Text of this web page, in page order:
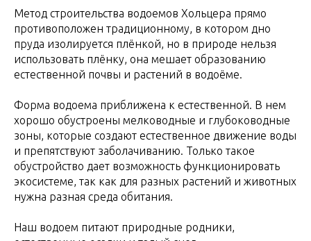
Метод строительства водоемов Хольцера прямо
противоположен традиционному, в котором дно
пруда изолируется плёнкой, но в природе нельзя
использовать плёнку, она мешает образованию
естественной почвы и растений в водоёме.
Форма водоема приближена к естественной. В нем
хорошо обустроены мелководные и глубоководные
зоны, которые создают естественное движение воды
и препятствуют заболачиванию. Только такое
обустройство дает возможность функционировать
экосистеме, так как для разных растений и животных
нужна разная среда обитания.
Наш водоем питают природные родники,